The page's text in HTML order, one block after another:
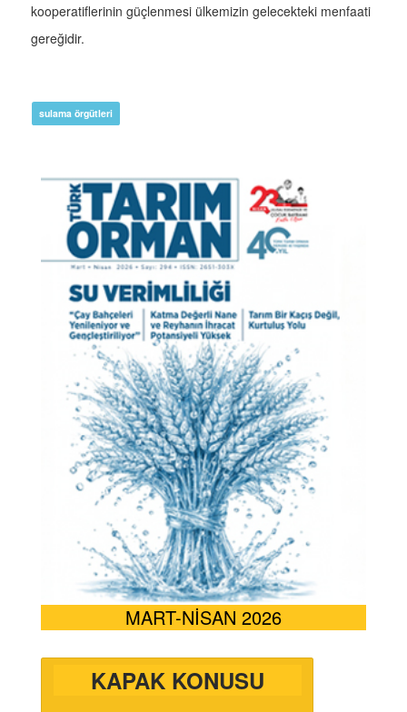
kooperatiflerinin güçlenmesi ülkemizin gelecekteki menfaati
gereğidir.
sulama örgütleri
MART-NİSAN 2026
KAPAK KONUSU